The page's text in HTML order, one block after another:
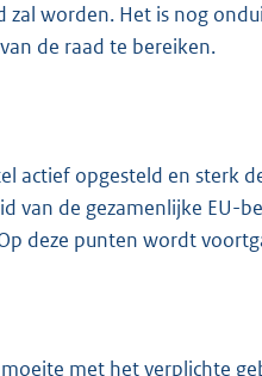
zal worden. Het is nog
de raad te bereiken.
actief opgesteld en sterk
de gezamenlijke EU-
deze punten wordt
met het verplichte